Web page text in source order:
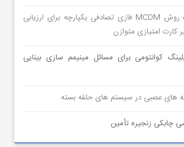
دانلود مقاله یک روش MCDM فازی تصادفی یکپارچه برای ارزیابی
امتیازی متوازن
کوانتومی برای مسائل مینیمم سازی بینایی
های عصبی در سیستم های حلقه بسته
چابکی زنجیره تأمین